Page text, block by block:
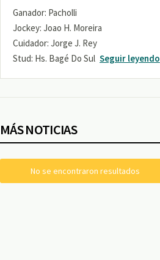
Ganador: Pacholli
Jockey: Joao H. Moreira
Cuidador: Jorge J. Rey
Stud: Hs. Bagé Do Sul Seguir leyendo
MÁS NOTICIAS
No se encontraron resultados